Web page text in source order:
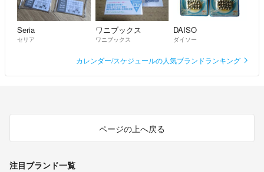
Seria
セリア
ワニブックス
ワニブックス
DAISO
ダイソー
カレンダー/スケジュールの人気ブランドランキング
ページの上へ戻る
注目ブランド一覧